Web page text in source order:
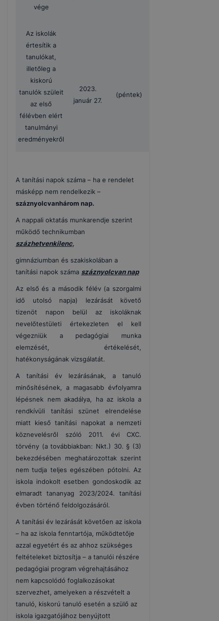
vége
Az iskolák
értesítik a
tanulókat,
illetőleg a
kiskorú
tanulók szüleit
az első
félévben elért
tanulmányi
eredményekről
2023.
január 27.
(péntek)
A tanítási napok száma – ha e rendelet
másképp nem rendelkezik –
száznyolcvanhárom nap.
A nappali oktatás munkarendje szerint
működő technikumban
százhetvenkilenc,
gimnáziumban és szakiskolában a
tanítási napok száma száznyolcvan nap
Az első és a második félév (a szorgalmi
idő utolsó napja) lezárását követő
tizenöt napon belül az iskoláknak
nevelőtestületi értekezleten el kell
végezniük a pedagógiai munka
elemzését, értékelését,
hatékonyságának vizsgálatát.
A tanítási év lezárásának, a tanuló
minősítésének, a magasabb évfolyamra
lépésnek nem akadálya, ha az iskola a
rendkívüli tanítási szünet elrendelése
miatt kieső tanítási napokat a nemzeti
köznevelésről szóló 2011. évi CXC.
törvény (a továbbiakban: Nkt.) 30. § (3)
bekezdésében meghatározottak szerint
nem tudja teljes egészében pótolni. Az
iskola indokolt esetben gondoskodik az
elmaradt tananyag 2023/2024. tanítási
évben történő feldolgozásáról.
A tanítási év lezárását követően az iskola
– ha az iskola fenntartója, működtetője
azzal egyetért és az ahhoz szükséges
feltételeket biztosítja – a tanulói részére
pedagógiai program végrehajtásához
nem kapcsolódó foglalkozásokat
szervezhet, amelyeken a részvételt a
tanuló, kiskorú tanuló esetén a szülő az
iskola igazgatójához benyújtott